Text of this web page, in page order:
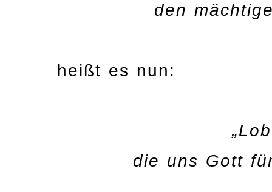
den
heißt es nun:
die uns Gott